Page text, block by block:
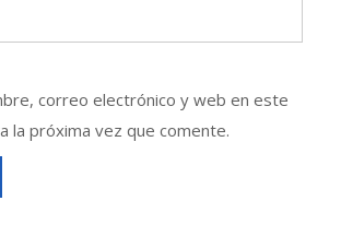
correo electrónico y web en este
la próxima vez que comente.